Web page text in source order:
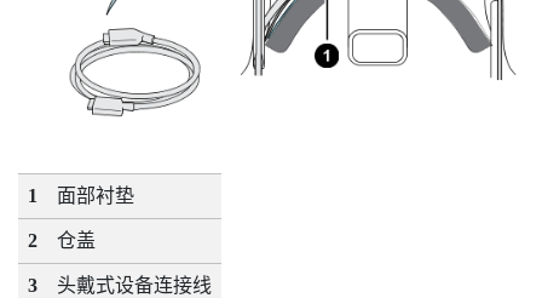
1 面部衬垫
2 仓盖
3 头戴式设备连接线